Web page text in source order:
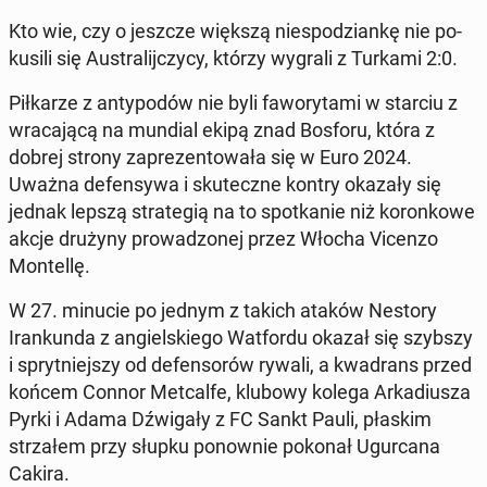
Kto wie, czy o jeszcze większą nie­spo­dzian­kę nie po­
ku­si­li się Au­stra­lij­czy­cy, którzy wygrali z Turkami 2:0.
Pił­ka­rze z an­ty­po­dów nie byli fa­wo­ry­ta­mi w starciu z
wra­ca­ją­cą na mundial ekipą znad Bosforu, która z
dobrej strony za­pre­zen­to­wa­ła się w Euro 2024.
Uważna de­fen­sy­wa i sku­tecz­ne kontry okazały się
jednak lepszą stra­te­gią na to spo­tka­nie niż ko­ron­ko­we
akcje drużyny pro­wa­dzo­nej przez Włocha Vicenzo
Mon­tel­lę.
W 27. minucie po jednym z takich ataków Nestory
Iran­kun­da z an­giel­skie­go Wat­for­du okazał się szybszy
i spryt­niej­szy od de­fen­so­rów rywali, a kwa­drans przed
końcem Connor Met­cal­fe, klubowy kolega Ar­ka­diu­sza
Pyrki i Adama Dźwi­ga­ły z FC Sankt Pauli, płaskim
strza­łem przy słupku po­now­nie pokonał Ugur­ca­na
Cakira.